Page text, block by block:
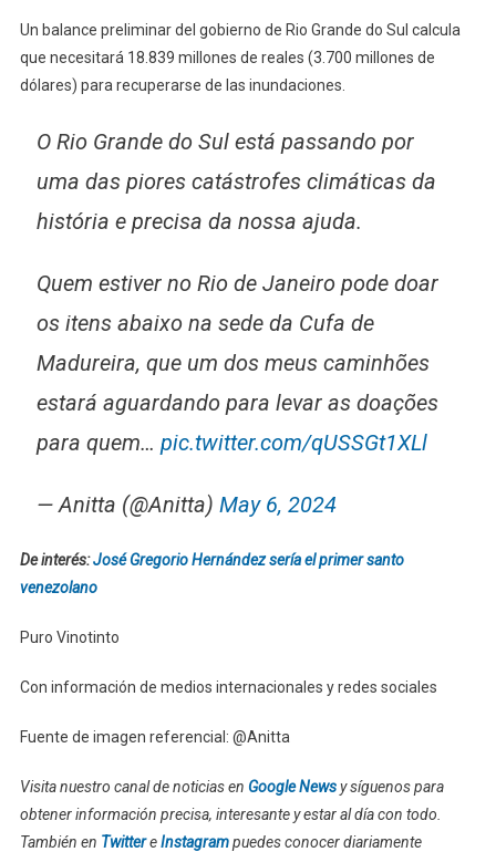
Un balance preliminar del gobierno de Rio Grande do Sul calcula
que necesitará 18.839 millones de reales (3.700 millones de
dólares) para recuperarse de las inundaciones.
O Rio Grande do Sul está passando por
uma das piores catástrofes climáticas da
história e precisa da nossa ajuda.
Quem estiver no Rio de Janeiro pode doar
os itens abaixo na sede da Cufa de
Madureira, que um dos meus caminhões
estará aguardando para levar as doações
para quem… pic.twitter.com/qUSSGt1XLl
— Anitta (@Anitta) May 6, 2024
De interés:José Gregorio Hernández sería el primer santo
venezolano
Puro Vinotinto
Con información de medios internacionales y redes sociales
Fuente de imagen referencial: @Anitta
Visita nuestro canal de noticias en Google Newsy síguenos para
obtener información precisa, interesante y estar al día con todo.
También en TwittereInstagrampuedes conocer diariamente